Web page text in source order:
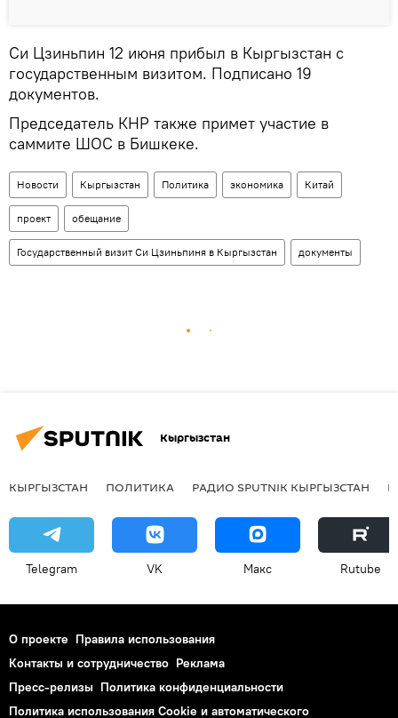
Си Цзиньпин 12 июня прибыл в Кыргызстан с
государственным визитом. Подписано 19
документов.
Председатель КНР также примет участие в
саммите ШОС в Бишкеке.
Новости Кыргызстан Политика экономика Китай
проект обещание
Государственный визит Си Цзиньпиня в Кыргызстан документы
Кыргызстан
КЫРГЫЗСТАН ПОЛИТИКА РАДИО SPUTNIK КЫРГЫЗСТАН
Telegram VK Макс Rutube
О проекте Правила использования
Контакты и сотрудничество Реклама
Пресс-релизы Политика конфиденциальности
Политика использования Cookie и автоматического